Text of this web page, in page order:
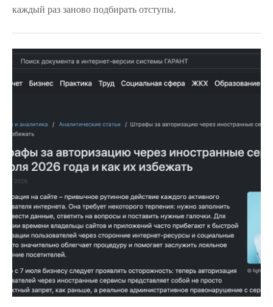
каждый раз заново подбирать отступы.